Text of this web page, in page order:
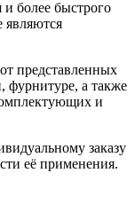
более быстрого
являются
представленных
фурнитуре, а также
и
заказу
её применения.